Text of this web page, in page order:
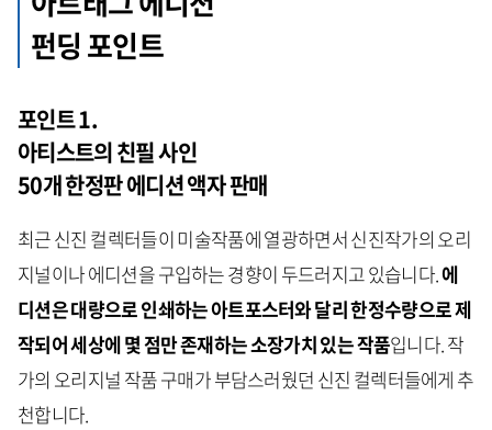
펀딩 포인트
포인트 1.
아티스트의 친필 사인
50개 한정판 에디션 액자 판매
최근 신진 컬렉터들이 미술작품에 열광하면서 신진작가의 오리
지널이나 에디션을 구입하는 경향이 두드러지고 있습니다.에
디션은 대량으로 인쇄하는 아트포스터와 달리 한정수량으로 제
작되어 세상에 몇 점만 존재하는 소장가치 있는 작품입니다. 작
가의 오리지널 작품 구매가 부담스러웠던 신진 컬렉터들에게 추
천합니다.